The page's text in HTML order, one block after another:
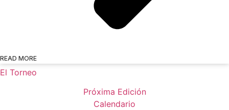
READ MORE
El Torneo
Próxima Edición
Calendario